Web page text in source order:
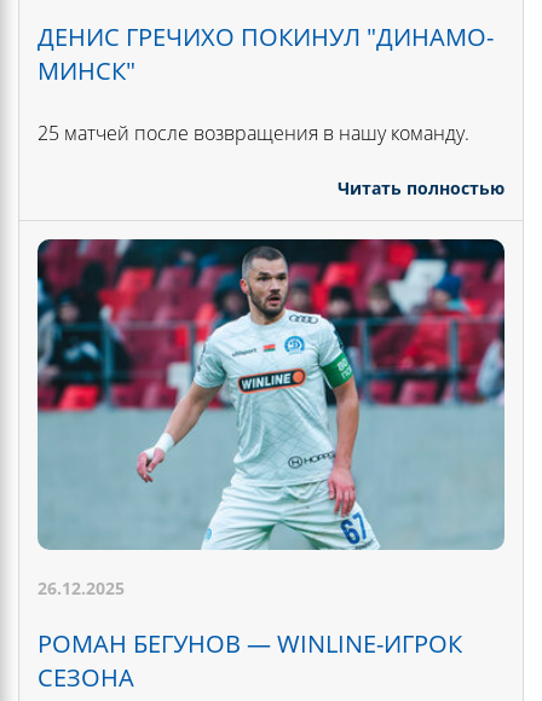
ДЕНИС ГРЕЧИХО ПОКИНУЛ "ДИНАМО-
МИНСК"
25 матчей после возвращения в нашу команду.
Читать полностью
26.12.2025
РОМАН БЕГУНОВ — WINLINE-ИГРОК
СЕЗОНА